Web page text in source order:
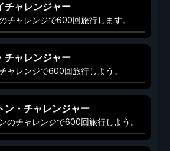
チャレンジャー
チャレンジで600回旅行します。
チャレンジャー
ャレンジで600回旅行しよう。
ン・チャレンジャー
のチャレンジで600回旅行しよう。